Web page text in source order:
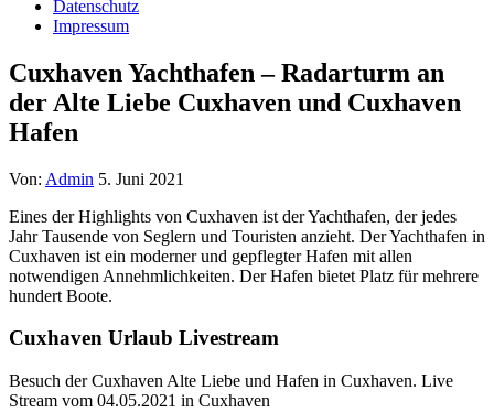
Datenschutz
Impressum
Cuxhaven Yachthafen – Radarturm an
der Alte Liebe Cuxhaven und Cuxhaven
Hafen
Von: Admin 5. Juni 2021
Eines der Highlights von Cuxhaven ist der Yachthafen, der jedes
Jahr Tausende von Seglern und Touristen anzieht. Der Yachthafen in
Cuxhaven ist ein moderner und gepflegter Hafen mit allen
notwendigen Annehmlichkeiten. Der Hafen bietet Platz für mehrere
hundert Boote.
Cuxhaven Urlaub Livestream
Besuch der Cuxhaven Alte Liebe und Hafen in Cuxhaven. Live
Stream vom 04.05.2021 in Cuxhaven